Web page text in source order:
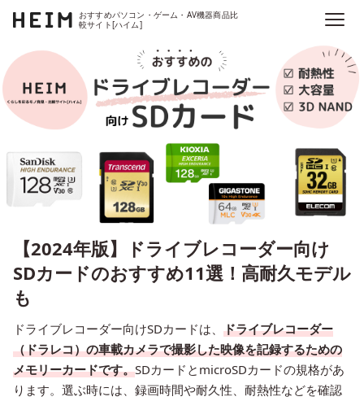
おすすめパソコン・ゲーム・AV機器商品比
較サイト[ハイム]
【2024年版】ドライブレコーダー向け
SDカードのおすすめ11選！高耐久モデル
も
ドライブレコーダー向けSDカードは、 ドライブレコーダー
（ドラレコ）の車載カメラで撮影した映像を記録するための
メモリーカードです。SDカードとmicroSDカードの規格があ
ります。選ぶ時には、録画時間や耐久性、耐熱性などを確認